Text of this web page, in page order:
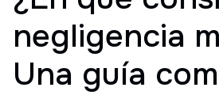
negligencia
Una guía